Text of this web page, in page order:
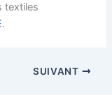
textiles
.
SUIVANT